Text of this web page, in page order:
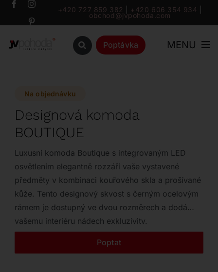
Přeskočit
+420 727 859 382 +420 606 354 934
obchod@jvpohoda.com
Poptávka MENU
Značky
Outlet
Kontakt
Na objednávku
Designová komoda
BOUTIQUE
Luxusní komoda Boutique s integrovaným LED
osvětlením elegantně rozzáří vaše vystavené
předměty v kombinaci kouřového skla a prošívané
kůže. Tento designový skvost s černým ocelovým
rámem je dostupný ve dvou rozměrech a dodá
vašemu interiéru nádech exkluzivity.
Poptat